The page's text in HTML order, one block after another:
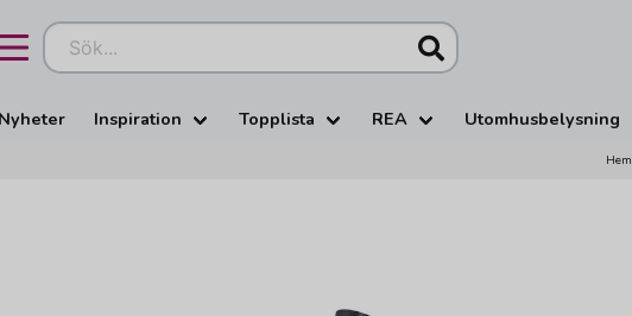
Sök...
Inspiration Topplista REA Utomhusbelysning
Hem